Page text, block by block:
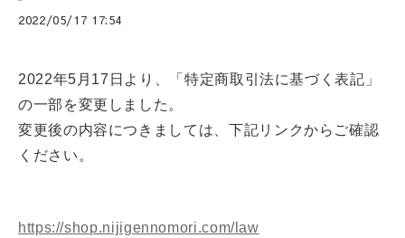
2022/05/17 17:54
2022年5月17日より、「特定商取引法に基づく表記」
の一部を変更しました。
変更後の内容につきましては、下記リンクからご確認
ください。
https://shop.nijigennomori.com/law